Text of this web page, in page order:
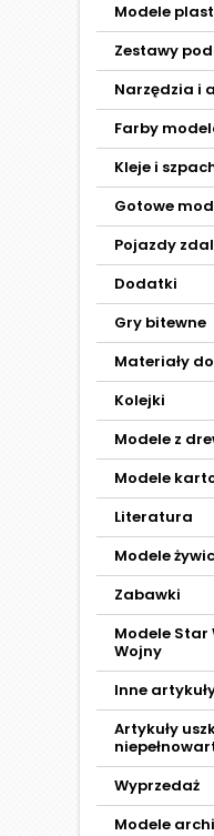
Modele
Zestawy
Narzędzia i
Farby
Kleje i
Gotowe
Pojazdy
Dodatki
Gry bitewne
Materiały
Kolejki
Modele z
Modele
Literatura
Modele
Zabawki
Modele Star
Wojny
Inne
Artykuły
Wyprzedaż
Modele